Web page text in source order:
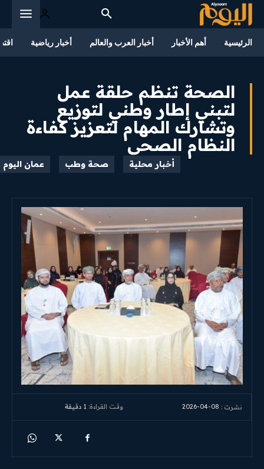
الرئيسية أهم الأخبار أخبار العرب والعالم أخبار رياضية
الصحة تنظم حلقة عمل
لتبني إطار وطني لتوزيع
وتشارك المهام لتعزيز كفاءة
النظام الصحي
أخبار محلية صحة وطب عمان اليوم
نشرت : 2026-04-08 وقت القراءة: 1 دقيقة